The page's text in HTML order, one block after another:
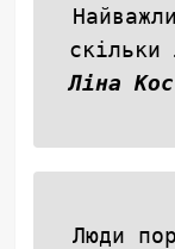
Ліна
Люди